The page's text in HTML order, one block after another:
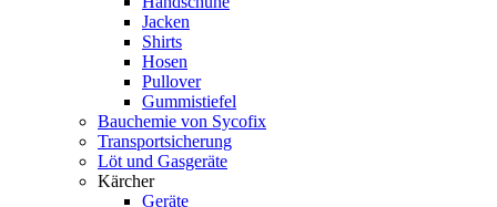
Jacken
Shirts
Hosen
Pullover
Gummistiefel
Bauchemie von Sycofix
Transportsicherung
Löt und Gasgeräte
Kärcher
Geräte